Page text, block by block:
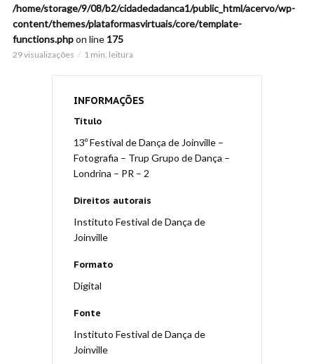
/home/storage/9/08/b2/cidadedadanca1/public_html/acervo/wp-
content/themes/plataformasvirtuais/core/template-
functions.phpon line 175
29 visualizações 1 min. leitura
INFORMAÇÕES
Título
13º Festival de Dança de Joinville –
Fotografia – Trup Grupo de Dança –
Londrina – PR – 2
Direitos autorais
Instituto Festival de Dança de
Joinville
Formato
Digital
Fonte
Instituto Festival de Dança de
Joinville